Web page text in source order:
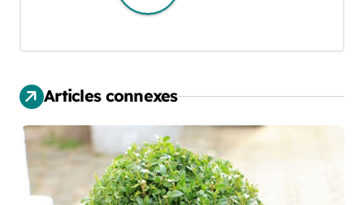
t
i
o
n
d
Articles connexes